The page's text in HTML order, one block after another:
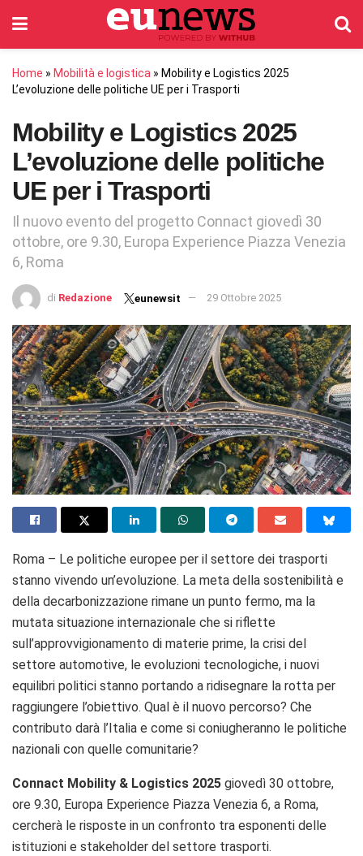
Home » Mobilità e logistica » Mobility e Logistics 2025
L’evoluzione delle politiche UE per i Trasporti
Mobility e Logistics 2025
L’evoluzione delle politiche
UE per i Trasporti
Il nuovo evento del progetto Connact giovedì 30
ottobre, ore 9.30, Europa Experience Piazza Venezia
6, Roma
di Redazione eunewsit 29 Ottobre 2025
Roma – Le politiche europee per il settore dei trasporti
stanno vivendo un’evoluzione. La meta della sostenibilità e
della decarbonizzazione rimane un punto fermo, ma la
mutata situazione internazionale che si riflette
sull’approvvigionamento di materie prime, la crisi del
settore automotive, le evoluzioni tecnologiche, i nuovi
equilibri politici stanno portando a ridisegnare la rotta per
raggiungere l’obiettivo. Qual è il nuovo percorso? Che
contributo darà l’Italia e come si coniugheranno le politiche
nazionali con quelle comunitarie?
Connact Mobility & Logistics 2025 giovedì 30 ottobre,
ore 9.30, Europa Experience Piazza Venezia 6, a Roma,
cercherà le risposte in un confronto tra esponenti delle
istituzioni e stakeholder del settore trasporti.